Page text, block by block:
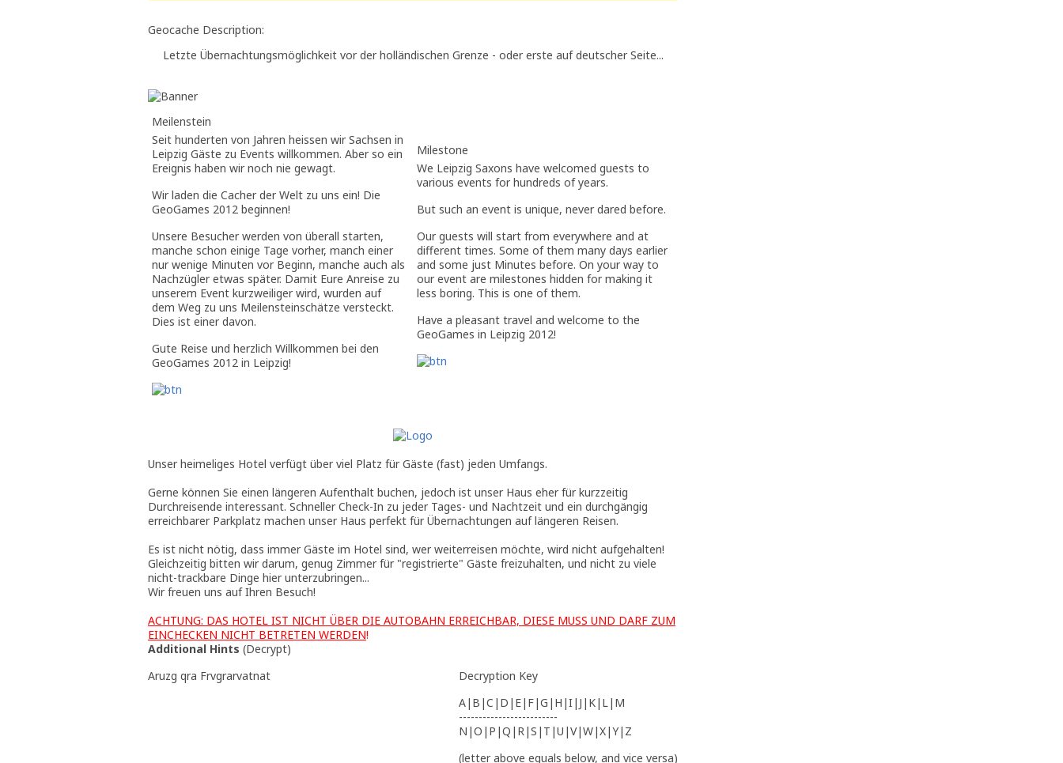
Geocache Description:
Letzte Übernachtungsmöglichkeit vor der holländischen Grenze - oder erste auf deutscher Seite...
Meilenstein
Seit hunderten von Jahren heissen wir Sachsen in
Leipzig Gäste zu Events willkommen. Aber so ein
Ereignis haben wir noch nie gewagt.
Wir laden die Cacher der Welt zu uns ein! Die
GeoGames 2012 beginnen!
Unsere Besucher werden von überall starten,
manche schon einige Tage vorher, manch einer
nur wenige Minuten vor Beginn, manche auch als
Nachzügler etwas später. Damit Eure Anreise zu
unserem Event kurzweiliger wird, wurden auf
dem Weg zu uns Meilensteinschätze versteckt.
Dies ist einer davon.
Gute Reise und herzlich Willkommen bei den
GeoGames 2012 in Leipzig!
Milestone
We Leipzig Saxons have welcomed guests to
various events for hundreds of years.
But such an event is unique, never dared before.
Our guests will start from everywhere and at
different times. Some of them many days earlier
and some just Minutes before. On your way to
our event are milestones hidden for making it
less boring. This is one of them.
Have a pleasant travel and welcome to the
GeoGames in Leipzig 2012!
Unser heimeliges Hotel verfügt über viel Platz für Gäste (fast) jeden Umfangs.
Gerne können Sie einen längeren Aufenthalt buchen, jedoch ist unser Haus eher für kurzzeitig
Durchreisende interessant. Schneller Check-In zu jeder Tages- und Nachtzeit und ein durchgängig
erreichbarer Parkplatz machen unser Haus perfekt für Übernachtungen auf längeren Reisen.
Es ist nicht nötig, dass immer Gäste im Hotel sind, wer weiterreisen möchte, wird nicht aufgehalten!
Gleichzeitig bitten wir darum, genug Zimmer für "registrierte" Gäste freizuhalten, und nicht zu viele
nicht-trackbare Dinge hier unterzubringen...
Wir freuen uns auf Ihren Besuch!
ACHTUNG: DAS HOTEL IST NICHT ÜBER DIE AUTOBAHN ERREICHBAR, DIESE MUSS UND DARF ZUM
EINCHECKEN NICHT BETRETEN WERDEN!
Additional Hints (Decrypt)
Aruzg qra Frvgrarvatnat
Decryption Key
A|B|C|D|E|F|G|H|I|J|K|L|M
-------------------------
N|O|P|Q|R|S|T|U|V|W|X|Y|Z
(letter above equals below, and vice versa)